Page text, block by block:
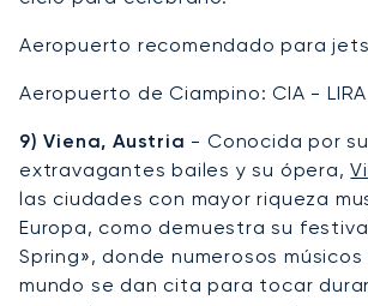
Aeropuerto recomendado para
Aeropuerto de Ciampino: CIA - LIRA
9) Viena, Austria - Conocida por
extravagantes bailes y su ópera,
las ciudades con mayor riqueza
Europa, como demuestra su
Spring», donde numerosos
mundo se dan cita para tocar